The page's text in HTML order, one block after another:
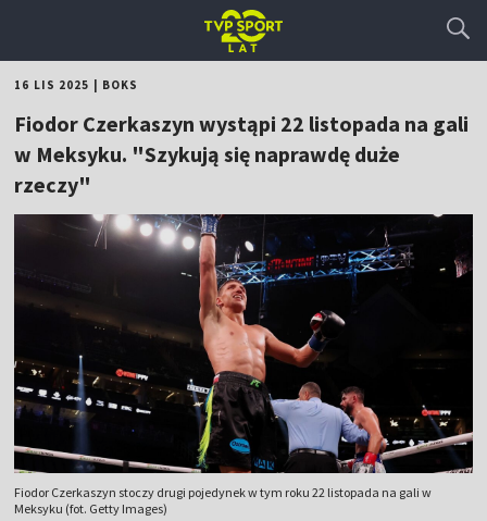
16 LIS 2025 BOKS
Fiodor Czerkaszyn wystąpi 22 listopada na gali
w Meksyku. "Szykują się naprawdę duże
rzeczy"
Fiodor Czerkaszyn stoczy drugi pojedynek w tym roku 22 listopada na gali w
Meksyku (fot. Getty Images)